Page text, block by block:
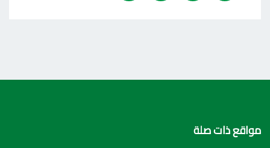
مواقع ذات صلة